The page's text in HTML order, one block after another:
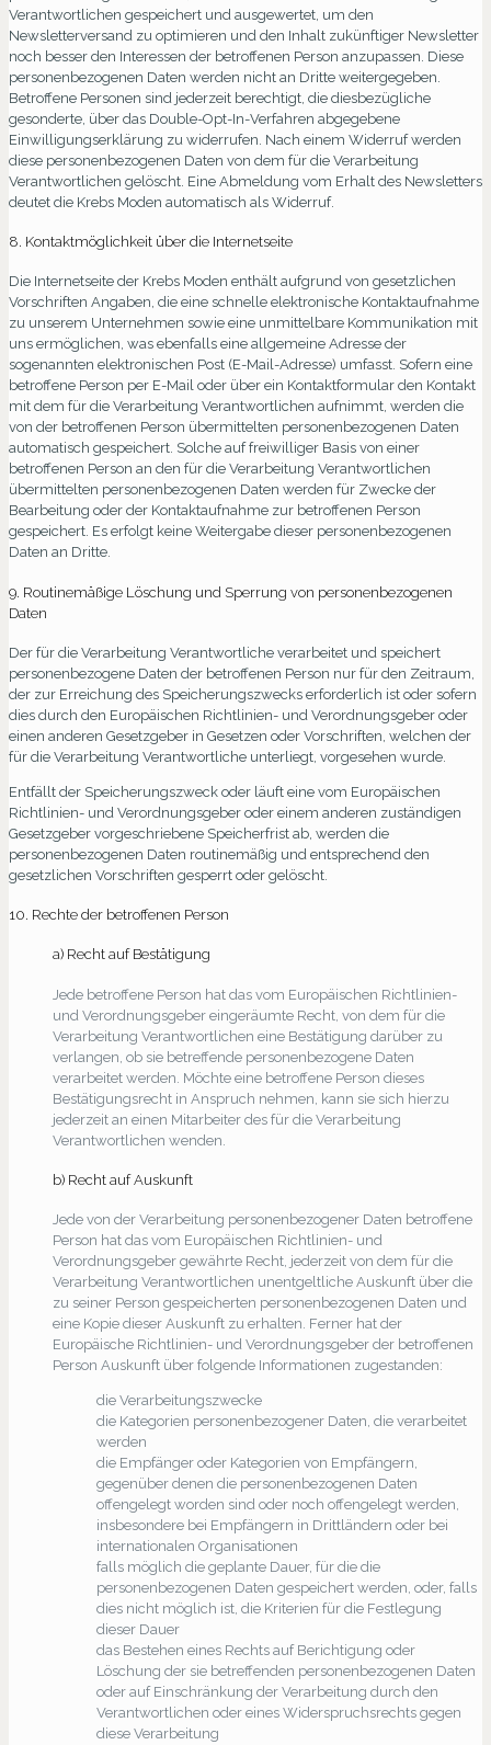
Verantwortlichen gespeichert und ausgewertet, um den
Newsletterversand zu optimieren und den Inhalt zukünftiger Newsletter
noch besser den Interessen der betroffenen Person anzupassen. Diese
personenbezogenen Daten werden nicht an Dritte weitergegeben.
Betroffene Personen sind jederzeit berechtigt, die diesbezügliche
gesonderte, über das Double-Opt-In-Verfahren abgegebene
Einwilligungserklärung zu widerrufen. Nach einem Widerruf werden
diese personenbezogenen Daten von dem für die Verarbeitung
Verantwortlichen gelöscht. Eine Abmeldung vom Erhalt des Newsletters
deutet die Krebs Moden automatisch als Widerruf.
8. Kontaktmöglichkeit über die Internetseite
Die Internetseite der Krebs Moden enthält aufgrund von gesetzlichen
Vorschriften Angaben, die eine schnelle elektronische Kontaktaufnahme
zu unserem Unternehmen sowie eine unmittelbare Kommunikation mit
uns ermöglichen, was ebenfalls eine allgemeine Adresse der
sogenannten elektronischen Post (E-Mail-Adresse) umfasst. Sofern eine
betroffene Person per E-Mail oder über ein Kontaktformular den Kontakt
mit dem für die Verarbeitung Verantwortlichen aufnimmt, werden die
von der betroffenen Person übermittelten personenbezogenen Daten
automatisch gespeichert. Solche auf freiwilliger Basis von einer
betroffenen Person an den für die Verarbeitung Verantwortlichen
übermittelten personenbezogenen Daten werden für Zwecke der
Bearbeitung oder der Kontaktaufnahme zur betroffenen Person
gespeichert. Es erfolgt keine Weitergabe dieser personenbezogenen
Daten an Dritte.
9. Routinemäßige Löschung und Sperrung von personenbezogenen
Daten
Der für die Verarbeitung Verantwortliche verarbeitet und speichert
personenbezogene Daten der betroffenen Person nur für den Zeitraum,
der zur Erreichung des Speicherungszwecks erforderlich ist oder sofern
dies durch den Europäischen Richtlinien- und Verordnungsgeber oder
einen anderen Gesetzgeber in Gesetzen oder Vorschriften, welchen der
für die Verarbeitung Verantwortliche unterliegt, vorgesehen wurde.
Entfällt der Speicherungszweck oder läuft eine vom Europäischen
Richtlinien- und Verordnungsgeber oder einem anderen zuständigen
Gesetzgeber vorgeschriebene Speicherfrist ab, werden die
personenbezogenen Daten routinemäßig und entsprechend den
gesetzlichen Vorschriften gesperrt oder gelöscht.
10. Rechte der betroffenen Person
a) Recht auf Bestätigung
Jede betroffene Person hat das vom Europäischen Richtlinien-
und Verordnungsgeber eingeräumte Recht, von dem für die
Verarbeitung Verantwortlichen eine Bestätigung darüber zu
verlangen, ob sie betreffende personenbezogene Daten
verarbeitet werden. Möchte eine betroffene Person dieses
Bestätigungsrecht in Anspruch nehmen, kann sie sich hierzu
jederzeit an einen Mitarbeiter des für die Verarbeitung
Verantwortlichen wenden.
b) Recht auf Auskunft
Jede von der Verarbeitung personenbezogener Daten betroffene
Person hat das vom Europäischen Richtlinien- und
Verordnungsgeber gewährte Recht, jederzeit von dem für die
Verarbeitung Verantwortlichen unentgeltliche Auskunft über die
zu seiner Person gespeicherten personenbezogenen Daten und
eine Kopie dieser Auskunft zu erhalten. Ferner hat der
Europäische Richtlinien- und Verordnungsgeber der betroffenen
Person Auskunft über folgende Informationen zugestanden:
die Verarbeitungszwecke
die Kategorien personenbezogener Daten, die verarbeitet
werden
die Empfänger oder Kategorien von Empfängern,
gegenüber denen die personenbezogenen Daten
offengelegt worden sind oder noch offengelegt werden,
insbesondere bei Empfängern in Drittländern oder bei
internationalen Organisationen
falls möglich die geplante Dauer, für die die
personenbezogenen Daten gespeichert werden, oder, falls
dies nicht möglich ist, die Kriterien für die Festlegung
dieser Dauer
das Bestehen eines Rechts auf Berichtigung oder
Löschung der sie betreffenden personenbezogenen Daten
oder auf Einschränkung der Verarbeitung durch den
Verantwortlichen oder eines Widerspruchsrechts gegen
diese Verarbeitung